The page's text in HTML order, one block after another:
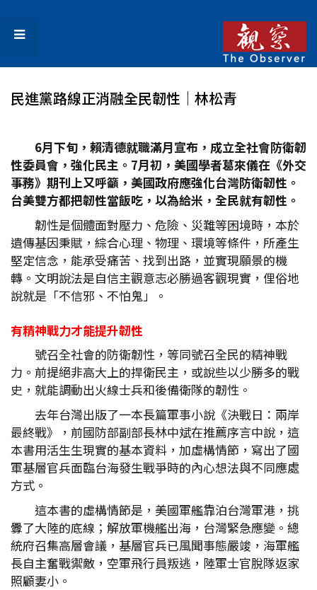
民進黨路線正消融全民韌性│林松青
6月下旬，賴清德就職滿月宣布，成立全社會防衛韌
性委員會，強化民主。7月初，美國學者葛來儀在《外交
事務》期刊上又呼籲，美國政府應強化台灣防衛韌性。
台美雙方都把韌性當飯吃，以為給米，全民就有韌性。
韌性是個體面對壓力、危險、災難等困境時，本於
遺傳基因秉賦，綜合心理、物理、環境等條件，所產生
堅定信念，能承受痛苦、找到出路，並實現願景的機
轉。文明說法是自信主觀意志必勝過客觀現實，俚俗地
說就是「不信邪、不怕鬼」。
有精神戰力才能提升韌性
號召全社會的防衛韌性，等同號召全民的精神戰
力。前提絕非高大上的捍衛民主，或說些以少勝多的戰
史，就能調動出火線士兵和後備衛隊的韌性。
去年台灣出版了一本長篇軍事小說《決戰日：兩岸
最終戰》，前國防部副部長林中斌在推薦序言中說，這
本書用活生生現實的基本資料，加虛構情節，寫出了國
軍基層官兵面臨台海發生戰爭時的內心想法與不同應處
方式。
這本書的虛構情節是，美國軍艦靠泊台灣軍港，挑
釁了大陸的底線；解放軍機艦出海，台灣緊急應變。總
統府召集高層會議，基層官兵已風聞事態嚴竣，海軍艦
長自主奮戰禦敵，空軍飛行員叛逃，陸軍士官脫隊返家
照顧妻小。